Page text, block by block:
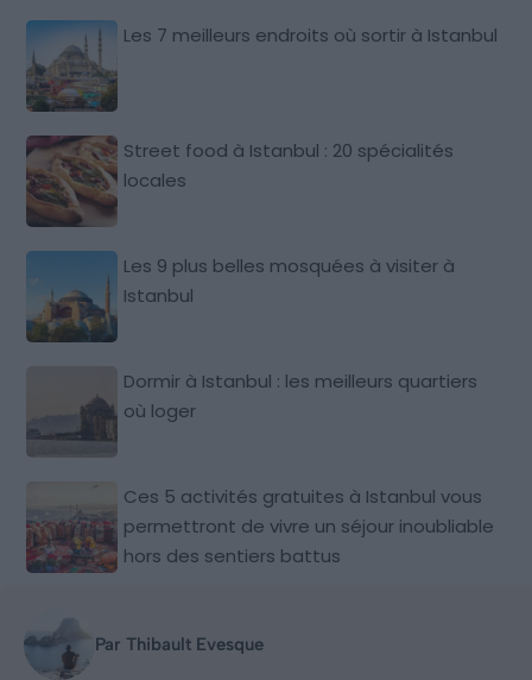
Les 7 meilleurs endroits où sortir à Istanbul
Street food à Istanbul : 20 spécialités
locales
Les 9 plus belles mosquées à visiter à
Istanbul
Dormir à Istanbul : les meilleurs quartiers
où loger
Ces 5 activités gratuites à Istanbul vous
permettront de vivre un séjour inoubliable
hors des sentiers battus
Par Thibault Evesque